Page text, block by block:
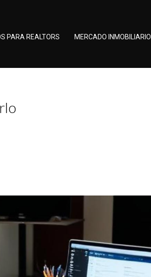
PARA REALTORS MERCADO INMOBILIARIO